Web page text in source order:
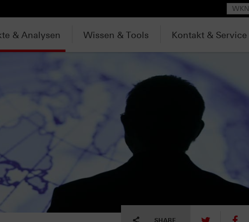
Suche
& Analysen Wissen & Tools Kontakt & Service
SHARE tweet